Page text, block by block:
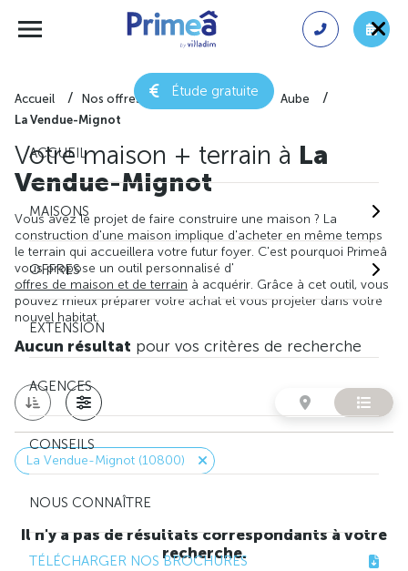
Étude gratuite
ACCUEIL
MAISONS
OFFRES
EXTENSION
AGENCES
CONSEILS
NOUS CONNAÎTRE
TÉLÉCHARGER NOS BROCHURES
Accueil Nos offres de maison + terrain
Aube
La Vendue-Mignot
Votre maison + terrain à La
Vendue-Mignot
Vous avez le projet de faire construire une maison ? La
construction d'une maison implique d'acheter en même temps
le terrain qui accueillera votre futur foyer. C'est pourquoi Primeâ
vous propose un outil personnalisé d'
offres de maison et de terrain à acquérir. Grâce à cet outil, vous
pouvez mieux préparer votre achat et vous projeter dans votre
nouvel habitat.
Aucun résultat pour vos critères de recherche
La Vendue-Mignot (10800)
Il n'y a pas de résultats correspondants à votre
recherche.